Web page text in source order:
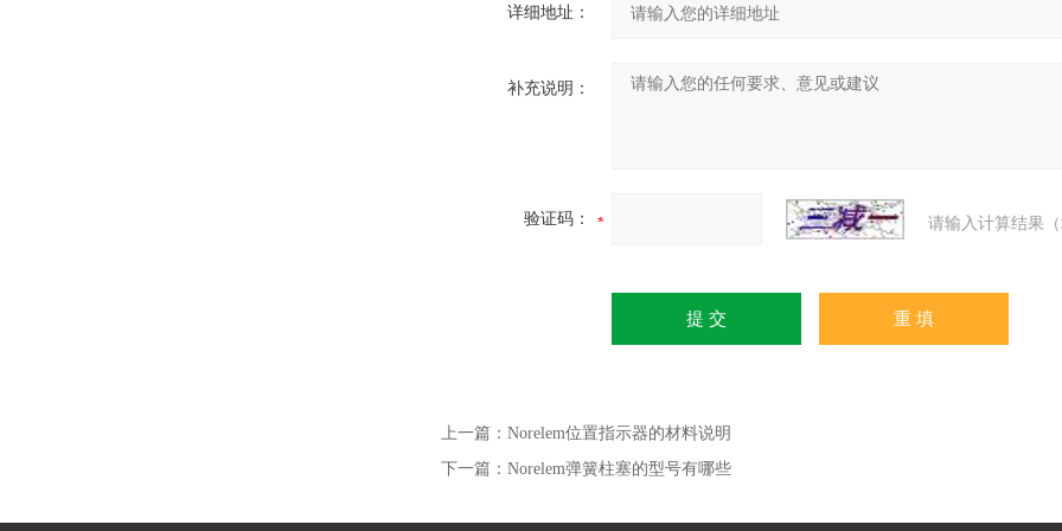
详细地址：
补充说明：
验证码： 请输入计算结果
上一篇： Norelem位置指示器的材料说明
下一篇： Norelem弹簧柱塞的型号有哪些